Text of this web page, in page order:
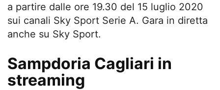
a partire dalle ore 19.30 del 15 luglio 2020
sui canali Sky Sport Serie A. Gara in diretta
anche su Sky Sport.
Sampdoria Cagliari in
streaming